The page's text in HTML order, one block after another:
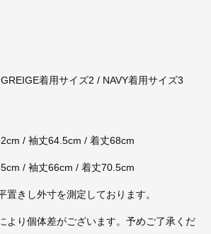
着用サイズ2 / NAVY着用サイズ3
/ 袖丈64.5cm / 着丈68cm
/ 袖丈66cm / 着丈70.5cm
きし外寸を測定しております。
より個体差がございます。予めご了承くだ